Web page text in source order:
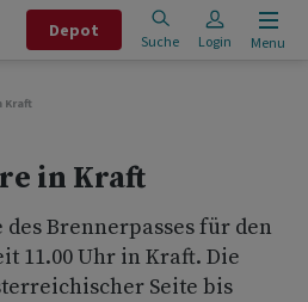
Depot
Suche Login Menu
Kraft
in Kraft
Brennerpasses für den
11.00 Uhr in Kraft. Die
Seite bis